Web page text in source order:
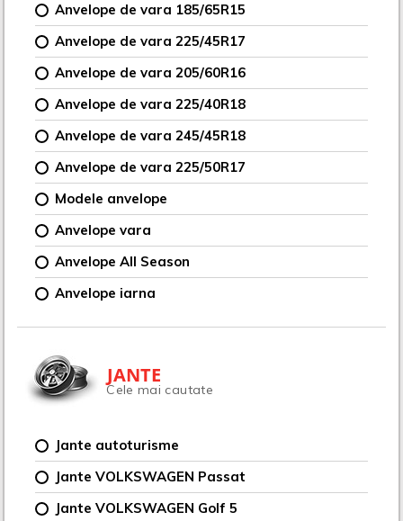
Anvelope de vara 185/65R15
Anvelope de vara 225/45R17
Anvelope de vara 205/60R16
Anvelope de vara 225/40R18
Anvelope de vara 245/45R18
Anvelope de vara 225/50R17
Modele anvelope
Anvelope vara
Anvelope All Season
Anvelope iarna
JANTE
Cele mai cautate
Jante autoturisme
Jante VOLKSWAGEN Passat
Jante VOLKSWAGEN Golf 5